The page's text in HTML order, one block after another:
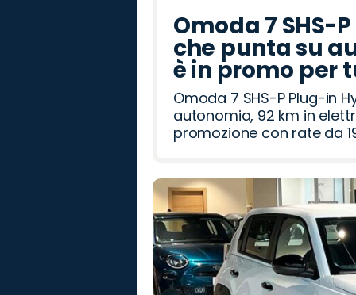
Omoda 7 SHS-
che punta su
è in promo per
Omoda 7 SHS-P Plug-in
autonomia, 92 km in
promozione con rate da